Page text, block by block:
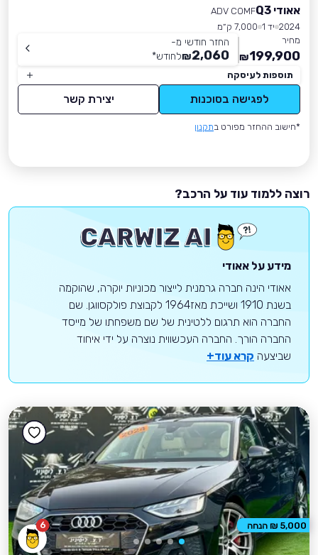
אאודי Q3
ADV COMF
2024 יד 1
7,000 ק״מ
מחיר
199,900
₪
החזר חודשי מ-
2,060
₪לחודש*
תוספות לעיסקה
לפגישה בסוכנות יצירת קשר
*חישוב ההחזר מפורט בתקנון
רוצה ללמוד עוד על הרכב?
מידע על אאודי
אאודי הינה חברה גרמנית לייצור מכוניות יוקרה, שהוקמה
בשנת 1910 ושייכת מאז1964 לקבוצת פולקסווגן. שם
החברה הוא תרגום ללטינית של שם משפחתו של מייסד
החברה הורך. החברה העכשווית נוצרה על ידי איחוד
שביצעה קרא עוד+
6 5,000 ₪ הנחה